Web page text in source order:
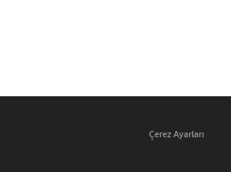
Çerez Ayarları